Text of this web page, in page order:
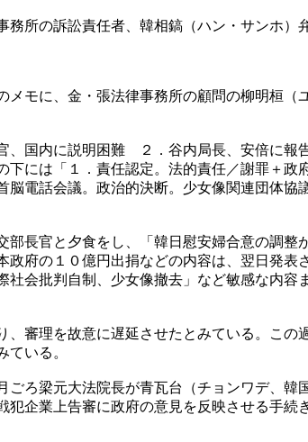
所の訴訟責任者、韓相鎬（ハン・サンホ）
モに、金・張法律事務所の顧問の柳明桓（
、国内に説明困難 ２．谷内局長、安倍に報
下には「１．責任認定。法的責任／謝罪＋
電話会議。政治的決断。少女像関連団体協
長官と夕食をし、「韓日慰安婦合意の調整
府の１０億円出捐などの内容は、翌日発表
会批判自制、少女像撤去」など敏感な内容
審理を故意に遅延させたとみている。この
いる。
ろ梁元大法院長が青瓦台（チョンワデ、韓
企業上告審に政府の意見を反映させる手続